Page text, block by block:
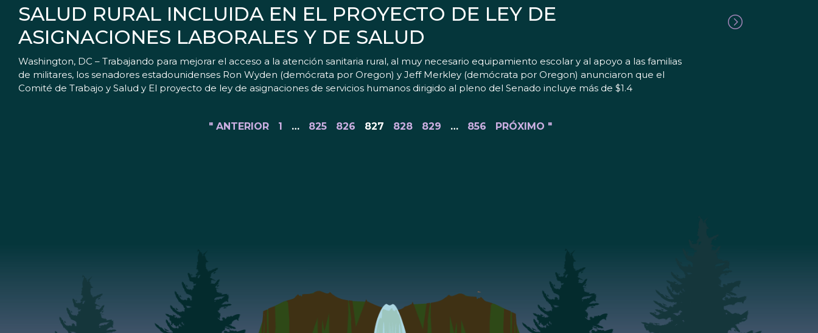
SALUD RURAL INCLUIDA EN EL PROYECTO DE LEY DE
ASIGNACIONES LABORALES Y DE SALUD
Washington, DC – Trabajando para mejorar el acceso a la atención sanitaria rural, al muy necesario equipamiento escolar y al apoyo a las familias
de militares, los senadores estadounidenses Ron Wyden (demócrata por Oregon) y Jeff Merkley (demócrata por Oregon) anunciaron que el
Comité de Trabajo y Salud y El proyecto de ley de asignaciones de servicios humanos dirigido al pleno del Senado incluye más de $1.4
" ANTERIOR 1 … 825 826 827 828 829 … 856 PRÓXIMO "